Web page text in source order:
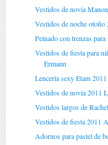
Vestidos de novia
Vestidos de noche otoño
Peinado con trenzas para
Vestidos de fiesta para
Ermann
Lencería sexy Etam 2011
Vestidos de novia 2011
Vestidos largos de
Vestidos de fiesta 2011
Adornos para pastel de